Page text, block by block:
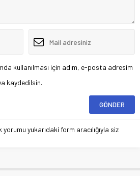
kullanılması için adım, e-posta adresim
kaydedilsin.
yorumu yukarıdaki form aracılığıyla siz